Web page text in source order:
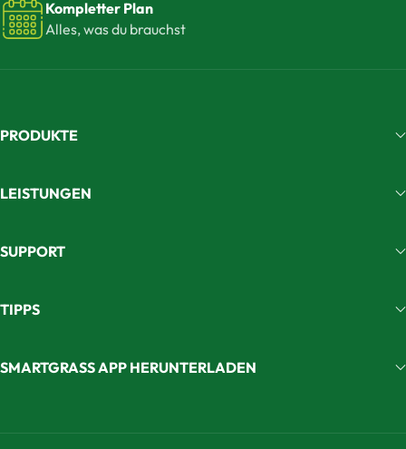
Kompletter Plan
Alles, was du brauchst
PRODUKTE
LEISTUNGEN
SUPPORT
TIPPS
SMARTGRASS APP HERUNTERLADEN